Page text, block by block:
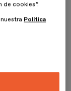
disfrutar de 4
solucionar
de cookies”.
Política